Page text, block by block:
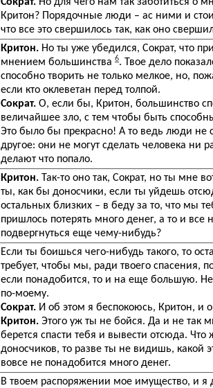
Критон? Порядочные люди – ас ними и
что все это свершилось так, как оно
Критон. Но ты уже убедился, Сократ, что
мнением большинства 6. Твое дело
способно творить не только мелкое, но,
если кто оклеветан перед толпой.
Сократ. О, если бы, Критон, большинство
величайшее зло, с тем чтобы быть
Это было бы прекрасно! А то ведь люди не
другое: они не могут сделать человека
делают что попало.
Критон. Так-то оно так, Сократ, но ты мне
ты, как бы доносчики, если ты уйдешь
остальных близких – в беду за то, что мы
пришлось потерять много денег, а то и все
подвергнуться еще чему-нибудь?
Если ты боишься чего-нибудь такого, то
требует, чтобы мы, ради твоего спасения,
если понадобится, то и на еще большую.
по-моему.
Сократ. И об этом я беспокоюсь, Критон, и
Критон. Этого уж ты не бойся. Да и не так
берется спасти тебя и вывести отсюда. Что
доносчиков, то разве ты не видишь, какой
вовсе не понадобится много денег.
В твоем распоряжении мое имущество, и я